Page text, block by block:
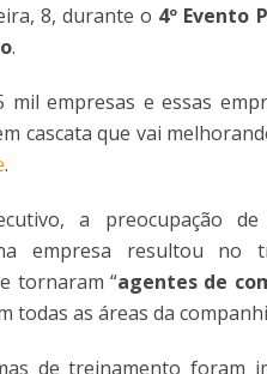
8, durante o 4º Evento
.
mil empresas e essas
cascata que vai
.
a preocupação
empresa resultou no
tornaram “agentes de
todas as áreas da
de treinamento foram